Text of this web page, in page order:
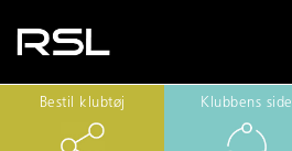
Bestil klubtøj Klubbens side